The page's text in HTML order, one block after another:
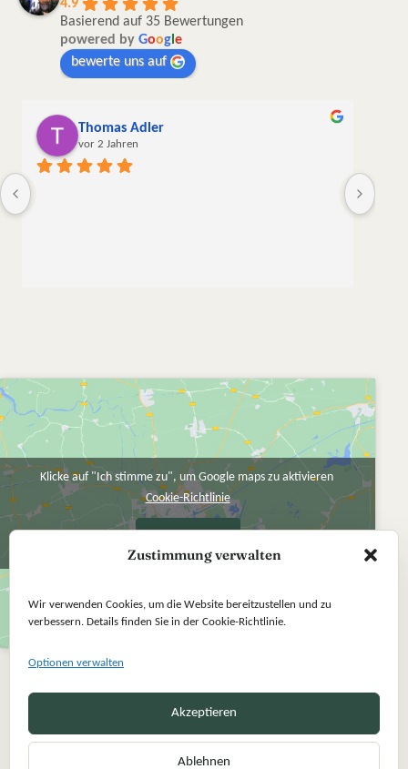
Zustimmung verwalten
Wir verwenden Cookies, um die Website bereitzustellen und zu
verbessern. Details finden Sie in der Cookie-Richtlinie.
Optionen verwalten
Akzeptieren
Ablehnen
4.9
Basierend auf 35 Bewertungen
powered by Goog e
bewerte uns auf
Thomas Adler
vor 2 Jahren
Klicke auf "Ich stimme zu", um Google maps zu aktivieren
Cookie-Richtlinie